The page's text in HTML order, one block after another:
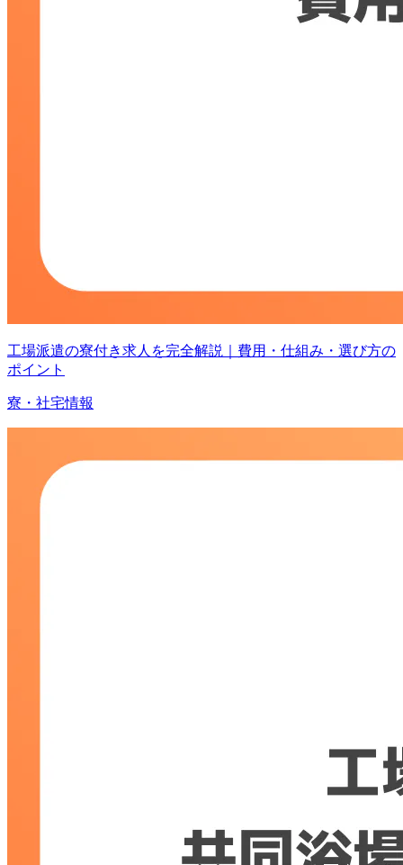
工場派遣の寮付き求人を完全解説｜費用・仕組み・選び方の
ポイント
寮・社宅情報